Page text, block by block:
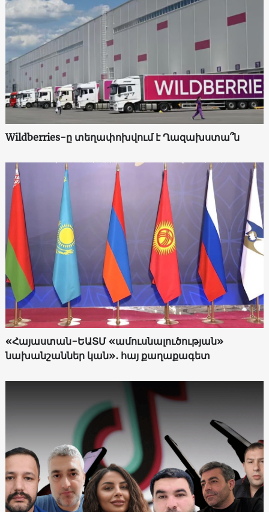
Wildberries-ը տեղափոխվում է Ղազախստա՞ն
«Հայաստան-ԵԱՏՄ «ամուսնալուծության»
նախանշաններ կան»․ հայ քաղաքագետ